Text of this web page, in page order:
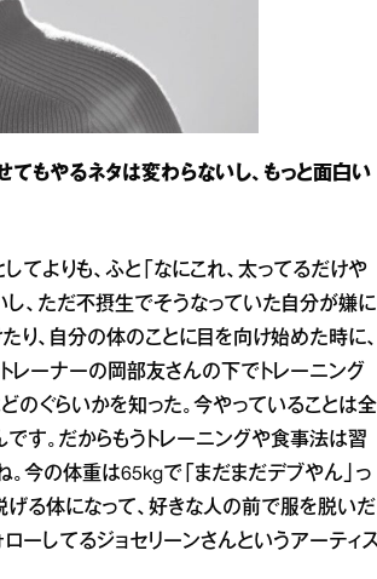
もやるネタは変わらないし、もっと面白い
てよりも、ふと「なにこれ、太ってるだけや
し、ただ不摂生でそうなっていた自分が嫌に
り、自分の体のことに目を向け始めた時に、
レーナーの岡部友さんの下でトレーニング
のぐらいかを知った。今やっていることは全
す。だからもうトレーニングや食事法は習
今の体重は65kgで「まだまだデブやん」っ
げる体になって、好きな人の前で服を脱いだ
ローしてるジョセリーンさんというアーティ